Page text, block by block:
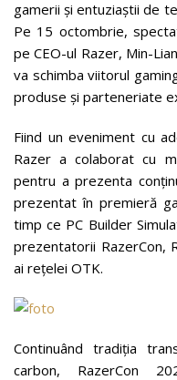
gamerii și entuziaștii de
Pe 15 octombrie,
pe CEO-ul Razer, Min-
va schimba viitorul
produse și parteneriate
Fiind un eveniment cu
Razer a colaborat cu
pentru a prezenta
prezentat în premieră
timp ce PC Builder
prezentatorii RazerCon,
ai rețelei OTK.
Continuând tradiția
carbon, RazerCon